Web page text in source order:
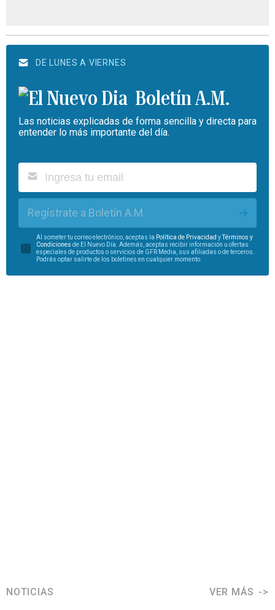
DE LUNES A VIERNES
Boletín A.M.
Las noticias explicadas de forma sencilla y directa para
entender lo más importante del día.
Regístrate a Boletín A.M.
Al someter tu correo electrónico, aceptas la Política de Privacidad yTérminos y
Condiciones de El Nuevo Día. Además, aceptas recibir información u ofertas
especiales de productos o servicios de GFR Media, sus afiliadas o de terceros.
Podrás optar salirte de los boletines en cualquier momento.
NOTICIAS VER MÁS